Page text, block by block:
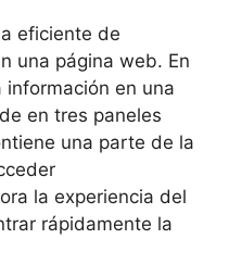
eficiente de
una página web. En
en una
en tres paneles
una parte de la
la experiencia del
rápidamente la